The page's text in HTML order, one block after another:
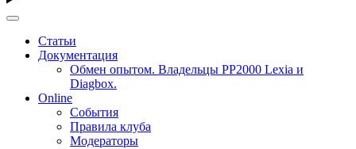
Статьи
Документация
Обмен опытом. Владельцы PP2000 Lexia и
Diagbox.
Online
События
Правила клуба
Модераторы